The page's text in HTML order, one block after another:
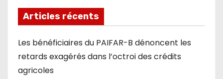
Articles récents
Les bénéficiaires du PAIFAR-B dénoncent les
retards exagérés dans l’octroi des crédits
agricoles